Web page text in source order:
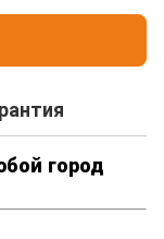
город